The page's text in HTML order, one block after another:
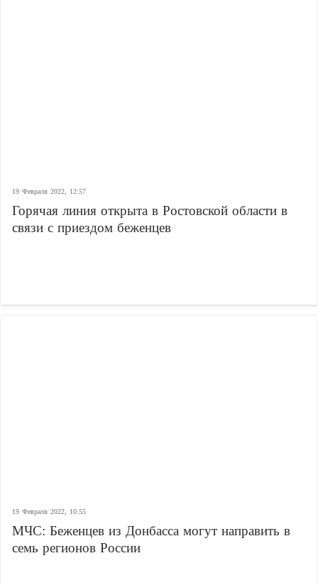
19 Февраля 2022, 12:57
Горячая линия открыта в Ростовской области в
связи с приездом беженцев
19 Февраля 2022, 10:55
МЧС: Беженцев из Донбасса могут направить в
семь регионов России